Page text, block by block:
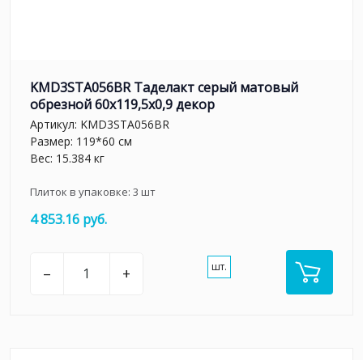
KMD3STA056BR Таделакт серый матовый
обрезной 60x119,5x0,9 декор
Артикул: KMD3STA056BR
Размер: 119*60 см
Вес: 15.384 кг
Плиток в упаковке: 3 шт
4 853.16 руб.
– + шт.